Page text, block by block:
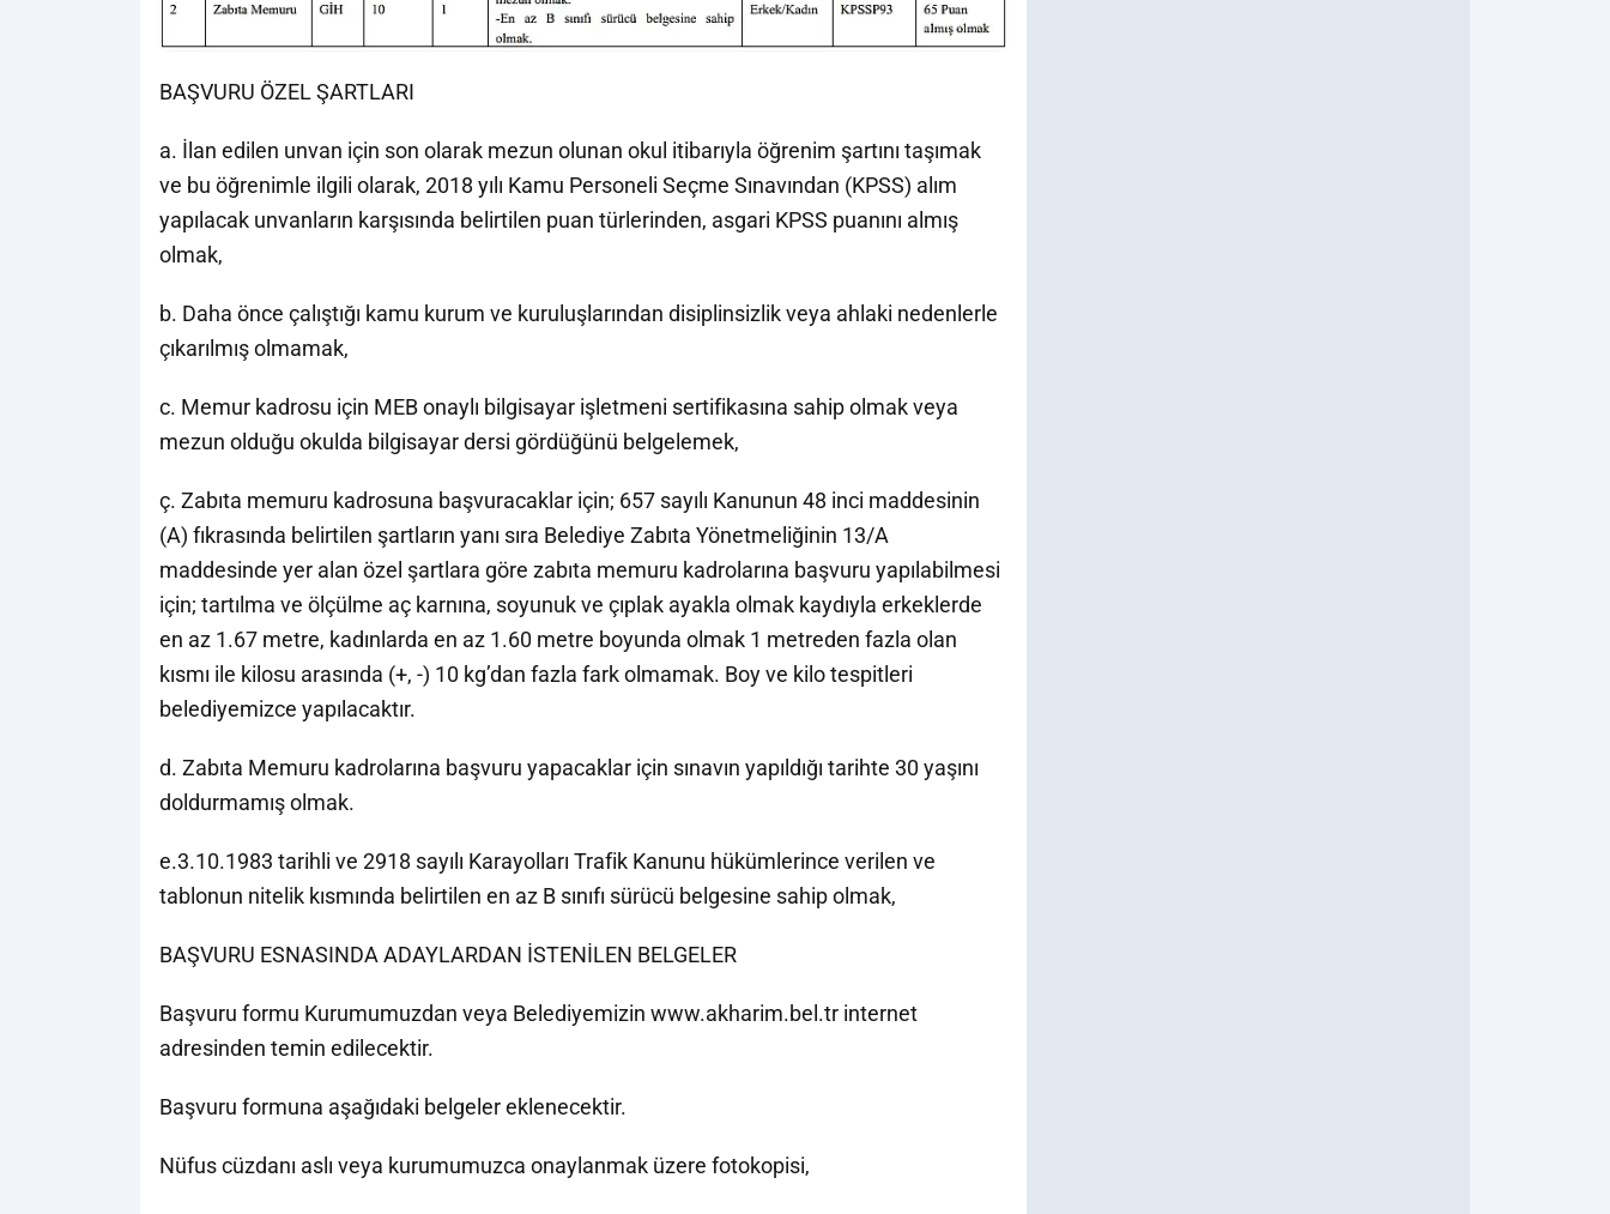
BAŞVURU ÖZEL ŞARTLARI
a. İlan edilen unvan için son olarak mezun olunan okul itibarıyla öğrenim şartını taşımak
ve bu öğrenimle ilgili olarak, 2018 yılı Kamu Personeli Seçme Sınavından (KPSS) alım
yapılacak unvanların karşısında belirtilen puan türlerinden, asgari KPSS puanını almış
olmak,
b. Daha önce çalıştığı kamu kurum ve kuruluşlarından disiplinsizlik veya ahlaki nedenlerle
çıkarılmış olmamak,
c. Memur kadrosu için MEB onaylı bilgisayar işletmeni sertifikasına sahip olmak veya
mezun olduğu okulda bilgisayar dersi gördüğünü belgelemek,
ç. Zabıta memuru kadrosuna başvuracaklar için; 657 sayılı Kanunun 48 inci maddesinin
(A) fıkrasında belirtilen şartların yanı sıra Belediye Zabıta Yönetmeliğinin 13/A
maddesinde yer alan özel şartlara göre zabıta memuru kadrolarına başvuru yapılabilmesi
için; tartılma ve ölçülme aç karnına, soyunuk ve çıplak ayakla olmak kaydıyla erkeklerde
en az 1.67 metre, kadınlarda en az 1.60 metre boyunda olmak 1 metreden fazla olan
kısmı ile kilosu arasında (+, -) 10 kg’dan fazla fark olmamak. Boy ve kilo tespitleri
belediyemizce yapılacaktır.
d. Zabıta Memuru kadrolarına başvuru yapacaklar için sınavın yapıldığı tarihte 30 yaşını
doldurmamış olmak.
e.3.10.1983 tarihli ve 2918 sayılı Karayolları Trafik Kanunu hükümlerince verilen ve
tablonun nitelik kısmında belirtilen en az B sınıfı sürücü belgesine sahip olmak,
BAŞVURU ESNASINDA ADAYLARDAN İSTENİLEN BELGELER
Başvuru formu Kurumumuzdan veya Belediyemizin www.akharim.bel.tr internet
adresinden temin edilecektir.
Başvuru formuna aşağıdaki belgeler eklenecektir.
Nüfus cüzdanı aslı veya kurumumuzca onaylanmak üzere fotokopisi,